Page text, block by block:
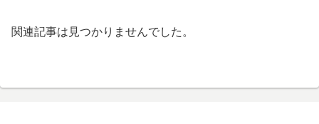
関連記事は見つかりませんでした。